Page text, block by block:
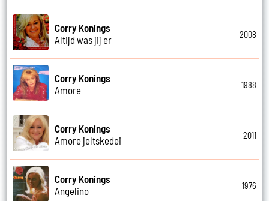
Corry Konings
Altijd was jij er
2008
Corry Konings
Amore
1988
Corry Konings
Amore jeltskedei
2011
Corry Konings
Angelino
1976